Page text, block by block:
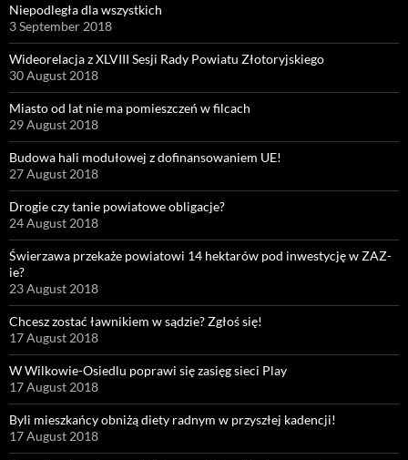
Niepodległa dla wszystkich
3 September 2018
Wideorelacja z XLVIII Sesji Rady Powiatu Złotoryjskiego
30 August 2018
Miasto od lat nie ma pomieszczeń w filcach
29 August 2018
Budowa hali modułowej z dofinansowaniem UE!
27 August 2018
Drogie czy tanie powiatowe obligacje?
24 August 2018
Świerzawa przekaże powiatowi 14 hektarów pod inwestycję w ZAZ-
ie?
23 August 2018
Chcesz zostać ławnikiem w sądzie? Zgłoś się!
17 August 2018
W Wilkowie-Osiedlu poprawi się zasięg sieci Play
17 August 2018
Byli mieszkańcy obniżą diety radnym w przyszłej kadencji!
17 August 2018